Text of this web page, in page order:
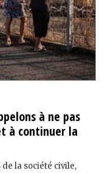
à ne pas
à continuer la
la société civile,